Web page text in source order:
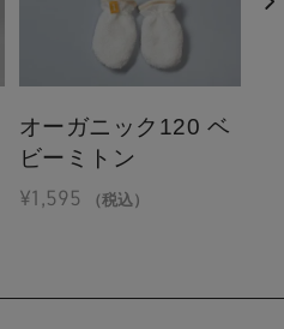
オーガニック120 ベ
ビーミトン
¥1,595 （税込）